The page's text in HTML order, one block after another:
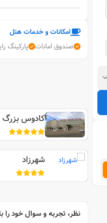
امکانات و خدمات هتل
صندوق امانات
پارکینگ
کادوس بزرگ
شهرزاد
نظر، تجربه و سوال خود را